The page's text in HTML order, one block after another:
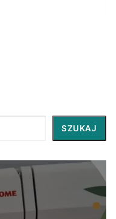
SZUKAJ